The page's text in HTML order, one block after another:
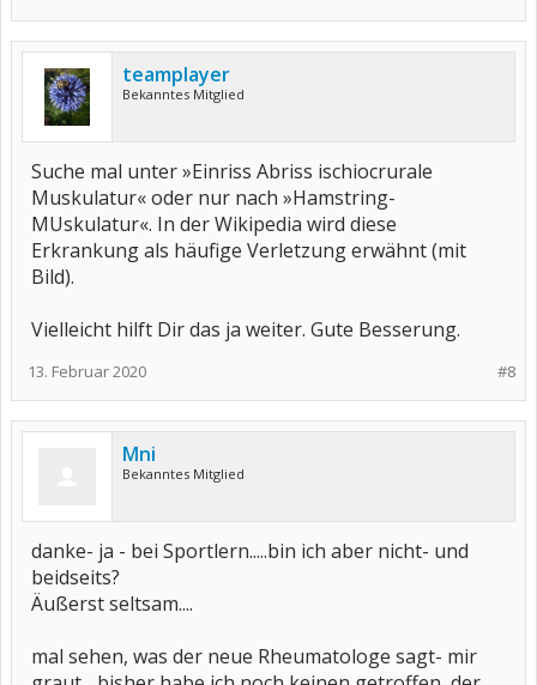
teamplayer
Bekanntes Mitglied
Suche mal unter »Einriss Abriss ischiocrurale
Muskulatur« oder nur nach »Hamstring-
MUskulatur«. In der Wikipedia wird diese
Erkrankung als häufige Verletzung erwähnt (mit
Bild).
Vielleicht hilft Dir das ja weiter. Gute Besserung.
#8
13. Februar 2020
Mni
Bekanntes Mitglied
danke- ja - bei Sportlern.....bin ich aber nicht- und
beidseits?
Äußerst seltsam....
mal sehen, was der neue Rheumatologe sagt- mir